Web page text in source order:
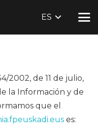
ES
2002, de 11 de julio,
la Información y de
que el
es: